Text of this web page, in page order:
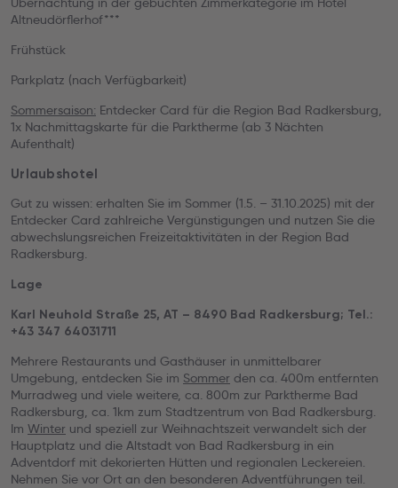
Altneudörflerhof***
Frühstück
Parkplatz (nach Verfügbarkeit)
Sommersaison: Entdecker Card für die Region Bad Radkersburg,
1x Nachmittagskarte für die Parktherme (ab 3 Nächten
Aufenthalt)
Urlaubshotel
Gut zu wissen: erhalten Sie im Sommer (1.5. – 31.10.2025) mit der
Entdecker Card zahlreiche Vergünstigungen und nutzen Sie die
abwechslungsreichen Freizeitaktivitäten in der Region Bad
Radkersburg.
Lage
Karl Neuhold Straße 25, AT – 8490 Bad Radkersburg; Tel.:
+43 347 64031711
Mehrere Restaurants und Gasthäuser in unmittelbarer
Umgebung, entdecken Sie im Sommer den ca. 400m entfernten
Murradweg und viele weitere, ca. 800m zur Parktherme Bad
Radkersburg, ca. 1km zum Stadtzentrum von Bad Radkersburg.
Im Winter und speziell zur Weihnachtszeit verwandelt sich der
Hauptplatz und die Altstadt von Bad Radkersburg in ein
Adventdorf mit dekorierten Hütten und regionalen Leckereien.
Nehmen Sie vor Ort an den besonderen Adventführungen teil.